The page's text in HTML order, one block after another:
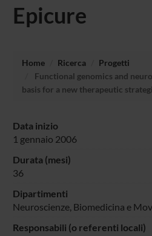
Epicure
Home Ricerca
Progetti
Functional genomics and
basis for a new therapeutic
Data inizio
1 gennaio 2006
Durata (mesi)
36
Dipartimenti
Neuroscienze, Biomedicina e
Responsabili (o referenti locali)